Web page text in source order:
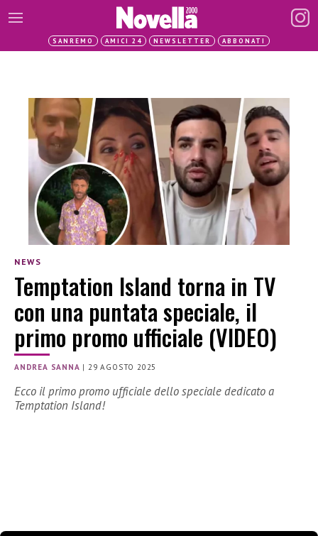
SANREMO AMICI 24 NEWSLETTER ABBONATI
NEWS
Temptation Island torna in TV
con una puntata speciale, il
primo promo ufficiale (VIDEO)
ANDREA SANNA |29 AGOSTO 2025
Ecco il primo promo ufficiale dello speciale dedicato a
Temptation Island!